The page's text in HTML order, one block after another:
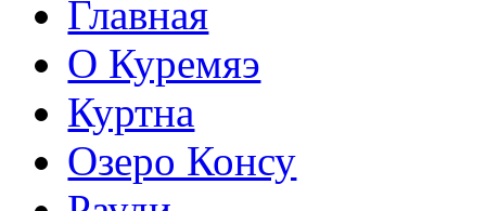
Главная
О Куремяэ
Куртна
Озеро Консу